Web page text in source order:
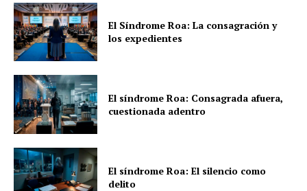
El Síndrome Roa: La consagración y
los expedientes
El síndrome Roa: Consagrada afuera,
cuestionada adentro
El síndrome Roa: El silencio como
delito